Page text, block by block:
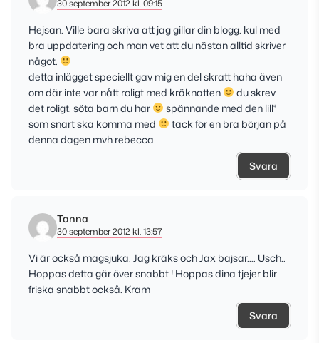
30 september 2012 kl. 09:15
Hejsan. Ville bara skriva att jag gillar din blogg. kul med
bra uppdatering och man vet att du nästan alltid skriver
något.
detta inlägget speciellt gav mig en del skratt haha även
om där inte var nått roligt med kräknatten
du skrev
det roligt. söta barn du har
spännande med den lill*
som snart ska komma med
tack för en bra början på
denna dagen mvh rebecca
Svara
Tanna
30 september 2012 kl. 13:57
Vi är också magsjuka. Jag kräks och Jax bajsar…. Usch..
Hoppas detta gär över snabbt ! Hoppas dina tjejer blir
friska snabbt också. Kram
Svara